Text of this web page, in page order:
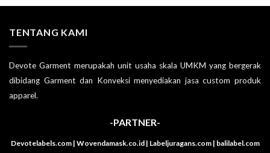
TENTANG KAMI
Devote Garment merupakah unit usaha skala UMKM yang bergerak
dibidang Garment dan Konveksi menyediakan jasa custom produk
apparel.
-PARTNER-
Devotelabels.com | Wovendamask.co.id | Labeljuragans.com | balilabel.com